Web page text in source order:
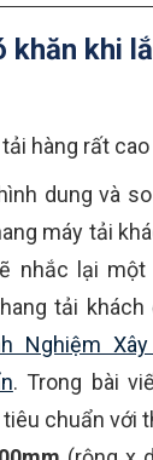
khăn khi
hàng rất cao
dung và
máy tải
nhắc lại
tải
Nghiệm
. Trong bài
chuẩn với